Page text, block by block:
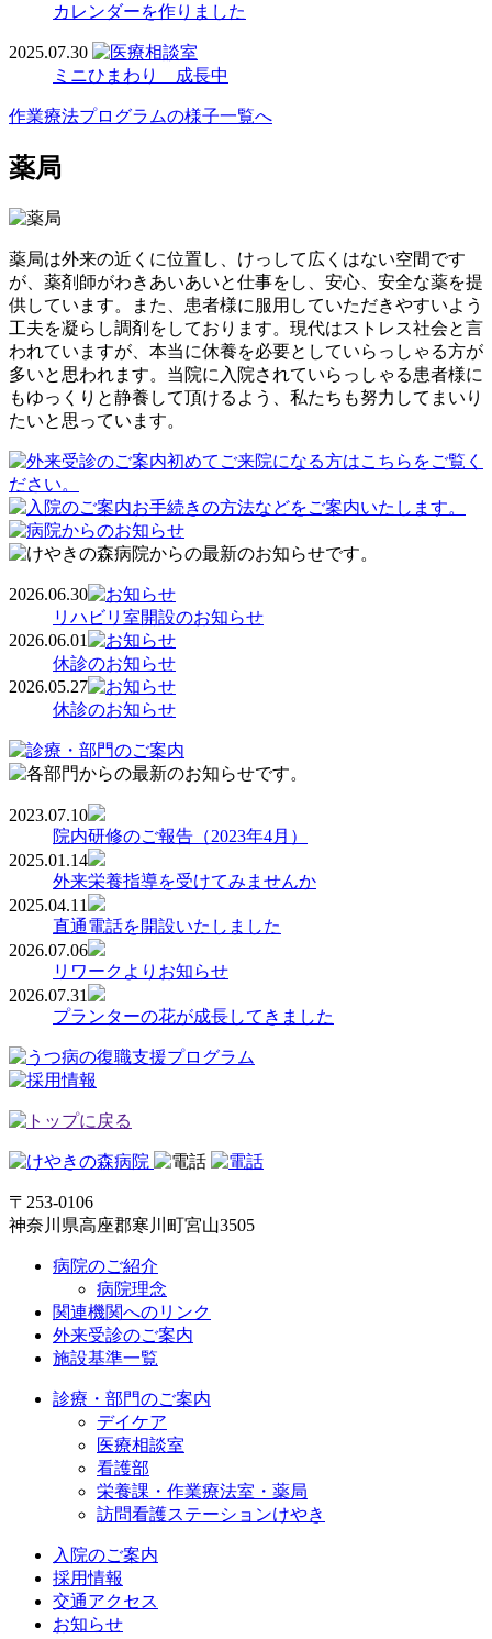
カレンダーを作りました
2025.07.30
ミニひまわり 成長中
作業療法プログラムの様子一覧へ
薬局
薬局は外来の近くに位置し、けっして広くはない空間です
が、薬剤師がわきあいあいと仕事をし、安心、安全な薬を提
供しています。また、患者様に服用していただきやすいよう
工夫を凝らし調剤をしております。現代はストレス社会と言
われていますが、本当に休養を必要としていらっしゃる方が
多いと思われます。当院に入院されていらっしゃる患者様に
もゆっくりと静養して頂けるよう、私たちも努力してまいり
たいと思っています。
2026.06.30
リハビリ室開設のお知らせ
2026.06.01
休診のお知らせ
2026.05.27
休診のお知らせ
2023.07.10
院内研修のご報告（2023年4月）
2025.01.14
外来栄養指導を受けてみませんか
2025.04.11
直通電話を開設いたしました
2026.07.06
リワークよりお知らせ
2026.07.31
プランターの花が成長してきました
〒253-0106
神奈川県高座郡寒川町宮山3505
病院のご紹介
病院理念
関連機関へのリンク
外来受診のご案内
施設基準一覧
診療・部門のご案内
デイケア
医療相談室
看護部
栄養課・作業療法室・薬局
訪問看護ステーションけやき
入院のご案内
採用情報
交通アクセス
お知らせ